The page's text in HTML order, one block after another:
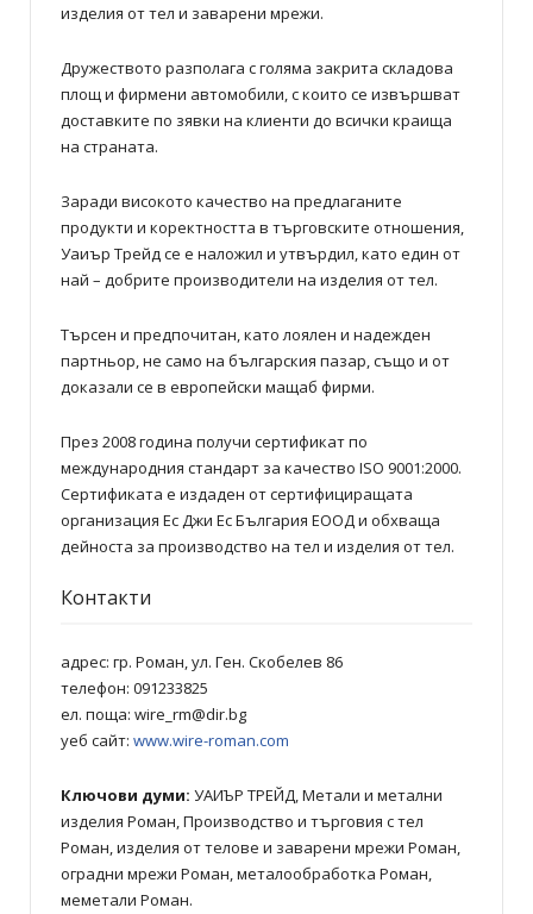
изделия от тел и заварени мрежи.
Дружеството разполага с голяма закрита складова
площ и фирмени автомобили, с които се извършват
доставките по зявки на клиенти до всички краища
на страната.
Заради високото качество на предлаганите
продукти и коректността в търговските отношения,
Уаиър Трейд се е наложил и утвърдил, като един от
най – добрите производители на изделия от тел.
Търсен и предпочитан, като лоялен и надежден
партньор, не само на българския пазар, също и от
доказали се в европейски мащаб фирми.
През 2008 година получи сертификат по
международния стандарт за качество ISO 9001:2000.
Сертификата е издаден от сертифициращата
организация Ес Джи Ес България ЕООД и обхваща
дейноста за производство на тел и изделия от тел.
Контакти
адрес: гр. Роман, ул. Ген. Скобелев 86
телефон: 091233825
ел. поща: wire_rm@dir.bg
уеб сайт: www.wire-roman.com
Ключови думи: УАИЪР ТРЕЙД, Метали и метални
изделия Роман, Производство и търговия с тел
Роман, изделия от телове и заварени мрежи Роман,
оградни мрежи Роман, металообработка Роман,
меметали Роман.